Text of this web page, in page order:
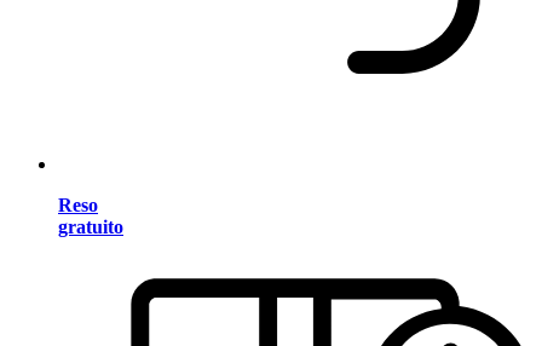
Reso
gratuito